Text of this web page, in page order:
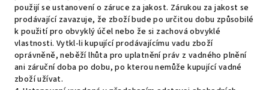
použijí se ustanovení o záruce za jakost. Zárukou za jakost se
prodávající zavazuje, že zboží bude po určitou dobu způsobilé
k použití pro obvyklý účel nebo že si zachová obvyklé
vlastnosti. Vytkl-li kupující prodávajícímu vadu zboží
oprávněně, neběží lhůta pro uplatnění práv z vadného plnění
ani záruční doba po dobu, po kterou nemůže kupující vadné
zboží užívat.